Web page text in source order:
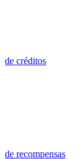
de créditos
de recompensas